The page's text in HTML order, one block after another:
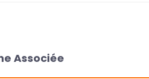
Associée